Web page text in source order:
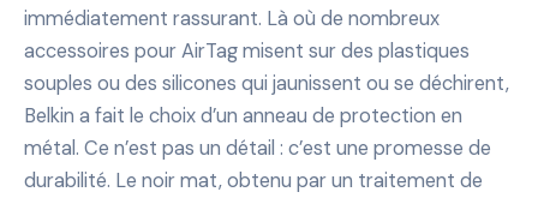
immédiatement rassurant. Là où de nombreux
accessoires pour AirTag misent sur des plastiques
souples ou des silicones qui jaunissent ou se déchirent,
Belkin a fait le choix d’un anneau de protection en
métal. Ce n’est pas un détail : c’est une promesse de
durabilité. Le noir mat, obtenu par un traitement de